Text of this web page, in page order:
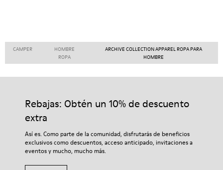
CAMPER
HOMBRE
ROPA
ARCHIVE COLLECTION APPAREL ROPA PARA
HOMBRE
Rebajas: Obtén un 10% de descuento
extra
Así es. Como parte de la comunidad, disfrutarás de beneficios
exclusivos como descuentos, acceso anticipado, invitaciones a
eventos y mucho, mucho más.